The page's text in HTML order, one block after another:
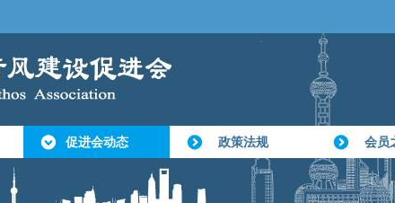
促进会动态 政策法规 会员